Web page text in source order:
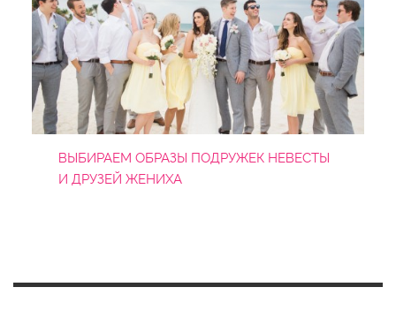
ВЫБИРАЕМ ОБРАЗЫ ПОДРУЖЕК НЕВЕСТЫ
И ДРУЗЕЙ ЖЕНИХА